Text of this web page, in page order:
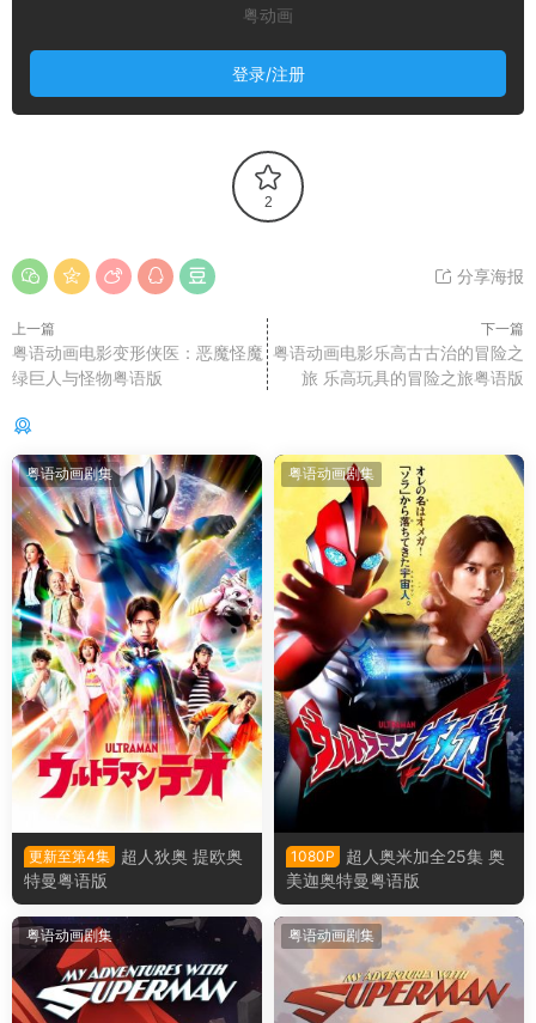
粤动画
登录/注册
2
分享海报
上一篇
粤语动画电影变形侠医：恶魔怪魔
绿巨人与怪物粤语版
下一篇
粤语动画电影乐高古古治的冒险之
旅 乐高玩具的冒险之旅粤语版
粤语动画剧集
更新至第4集
超人狄奥 提欧奥
特曼粤语版
粤语动画剧集
1080P
超人奥米加全25集 奥
美迦奥特曼粤语版
粤语动画剧集 粤语动画剧集